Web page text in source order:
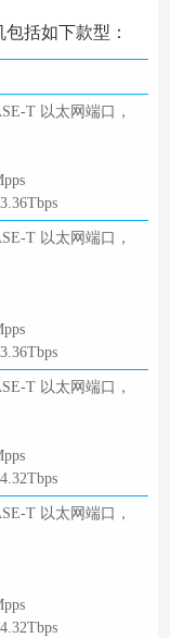
括如下款型：
T 以太网端口，
T 以太网端口，
T 以太网端口，
T 以太网端口，